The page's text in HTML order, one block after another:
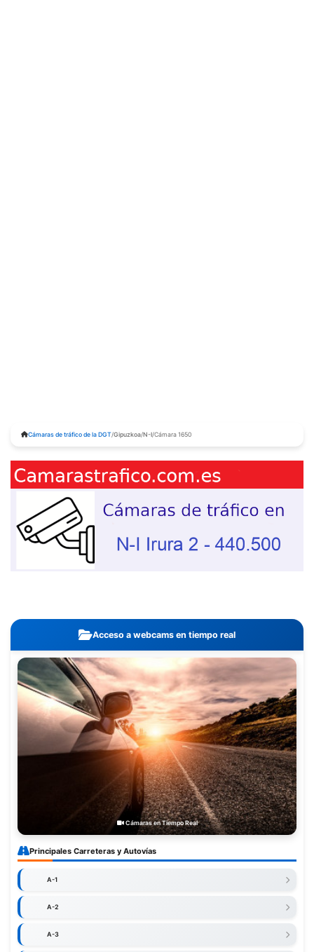
Cámaras de tráfico de la DGT/Gipuzkoa/N-I/Cámara 1650
Acceso a webcams en tiempo real
Cámaras en Tiempo Real
Principales Carreteras y Autovías
A-1
A-2
A-3